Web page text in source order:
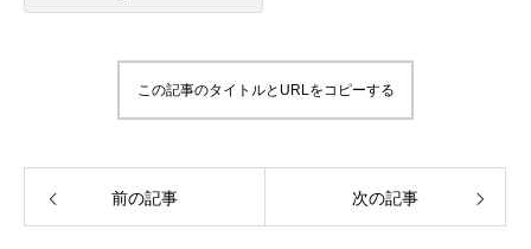
この記事のタイトルとURLをコピーする
前の記事 次の記事